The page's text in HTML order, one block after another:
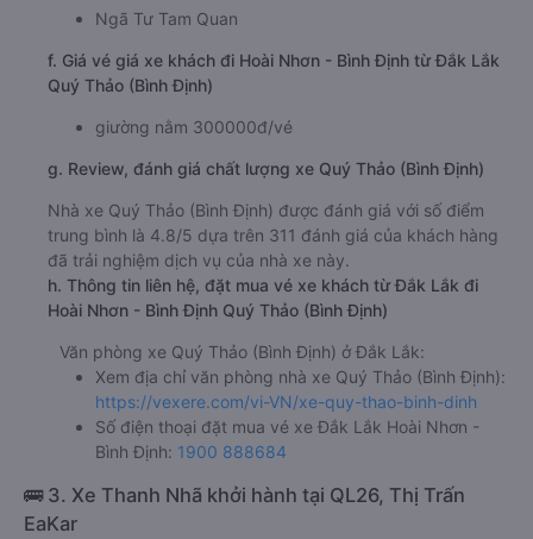
Ngã Tư Tam Quan
f. Giá vé giá xe khách đi Hoài Nhơn - Bình Định từ Đắk Lắk
Quý Thảo (Bình Định)
giường nằm 300000đ/vé
g. Review, đánh giá chất lượng xe Quý Thảo (Bình Định)
Nhà xe Quý Thảo (Bình Định) được đánh giá với số điểm
trung bình là 4.8/5 dựa trên 311 đánh giá của khách hàng
đã trải nghiệm dịch vụ của nhà xe này.
h. Thông tin liên hệ, đặt mua vé xe khách từ Đắk Lắk đi
Hoài Nhơn - Bình Định Quý Thảo (Bình Định)
Văn phòng xe Quý Thảo (Bình Định) ở Đắk Lắk:
Xem địa chỉ văn phòng nhà xe Quý Thảo (Bình Định):
https://vexere.com/vi-VN/xe-quy-thao-binh-dinh
Số điện thoại đặt mua vé xe Đắk Lắk Hoài Nhơn -
Bình Định: 1900 888684
🚌 3. Xe Thanh Nhã khởi hành tại QL26, Thị Trấn
EaKar